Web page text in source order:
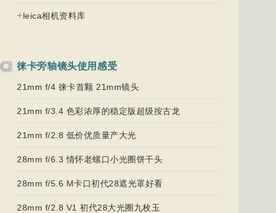
+leica相机资料库
徕卡旁轴镜头使用感受
21mm f/4 徕卡首颗 21mm镜头
21mm f/3.4 色彩浓厚的稳定版超级按古龙
21mm f/2.8 低价优质量产大光
28mm f/6.3 情怀老螺口小光圈饼干头
28mm f/5.6 M卡口初代28遮光罩好看
28mm f/2.8 V1 初代28大光圈九枚玉